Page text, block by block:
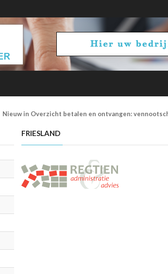
Nieuw in Overzicht betalen en ontvangen:
FRIESLAND